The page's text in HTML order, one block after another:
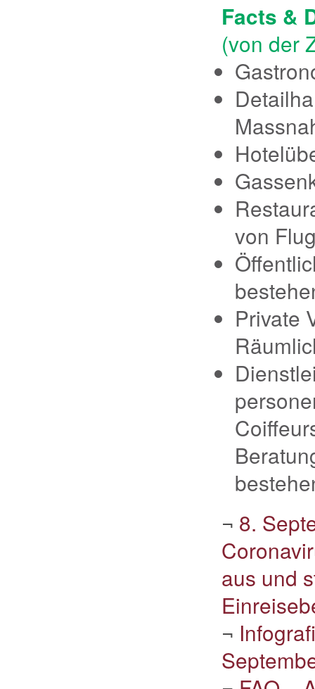
Facts &
(von der
von
Private
¬ 8.
aus und
¬